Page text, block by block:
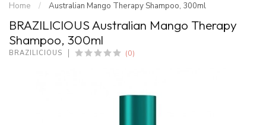
Home / Australian Mango Therapy Shampoo, 300ml
BRAZILICIOUS Australian Mango Therapy
Shampoo, 300ml
BRAZILICIOUS (0)